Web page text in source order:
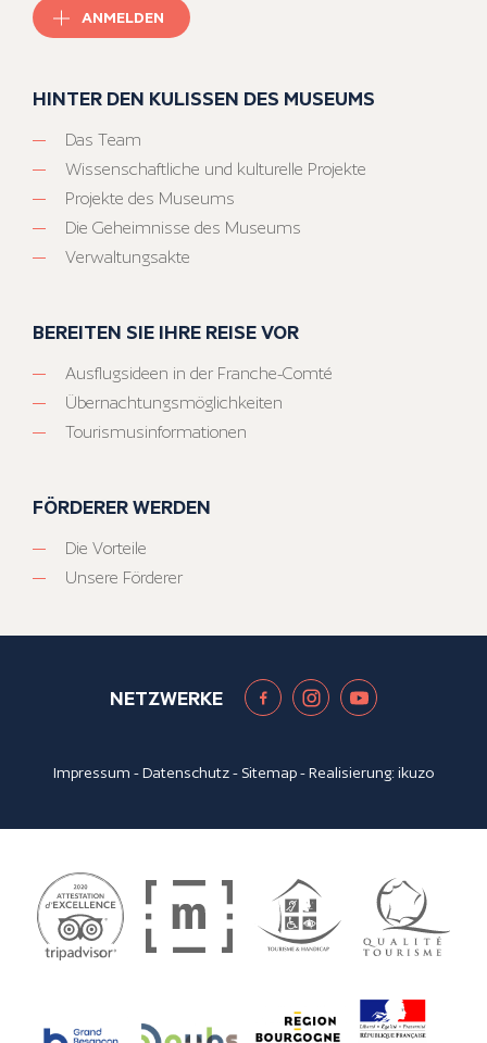
ANMELDEN
HINTER DEN KULISSEN DES MUSEUMS
Das Team
Wissenschaftliche und kulturelle Projekte
Projekte des Museums
Die Geheimnisse des Museums
Verwaltungsakte
BEREITEN SIE IHRE REISE VOR
Ausflugsideen in der Franche-Comté
Übernachtungsmöglichkeiten
Tourismusinformationen
FÖRDERER WERDEN
Die Vorteile
Unsere Förderer
NETZWERKE
Impressum -Datenschutz- Sitemap- Realisierung:ikuzo